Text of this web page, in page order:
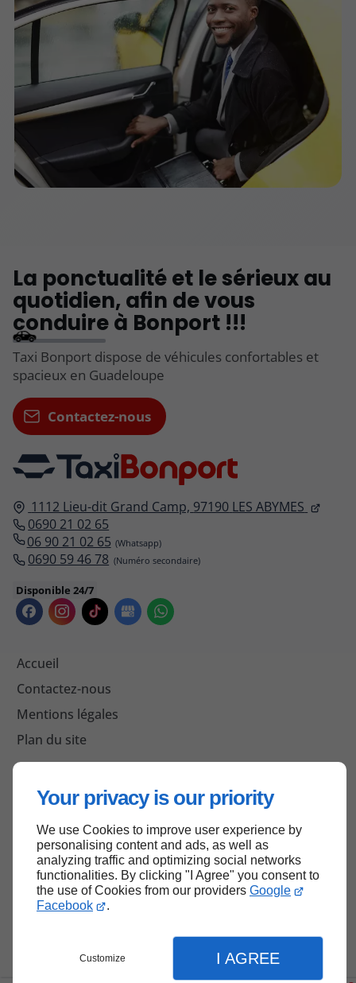
Your privacy is our priority
We use Cookies to improve user experience by
personalising content and ads, as well as
analyzing traffic and optimizing social networks
functionalities. By clicking "I Agree" you consent to
the use of Cookies from our providers Google
Facebook
.
Customize I AGREE
1112 Lieu-dit Grand Camp, 97190 LES ABYMES
0690 21 02 65
06 90 21 02 65
0690 59 46 78
Disponible 24/7
Accueil
Contactez-nous
Mentions légales
Plan du site
La ponctualité et le sérieux au
quotidien, afin de vous
conduire à Bonport !!!
Taxi Bonport dispose de véhicules confortables et
spacieux en Guadeloupe
Contactez-nous
Haut de page